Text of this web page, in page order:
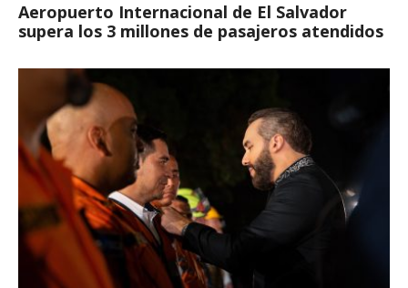
Aeropuerto Internacional de El Salvador
supera los 3 millones de pasajeros atendidos